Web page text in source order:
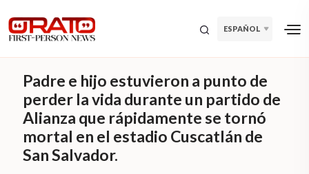
ESPAÑOL
Padre e hijo estuvieron a punto de
perder la vida durante un partido de
Alianza que rápidamente se tornó
mortal en el estadio Cuscatlán de
San Salvador.